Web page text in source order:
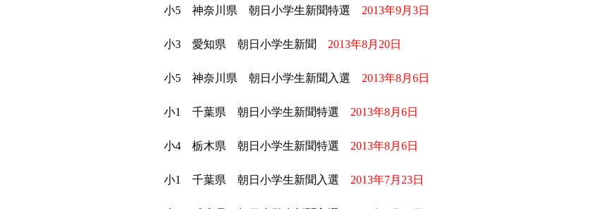
小5 神奈川県 朝日小学生新聞特選 2013年9月3日
小3 愛知県 朝日小学生新聞 2013年8月20日
小5 神奈川県 朝日小学生新聞入選 2013年8月6日
小1 千葉県 朝日小学生新聞特選 2013年8月6日
小4 栃木県 朝日小学生新聞特選 2013年8月6日
小1 千葉県 朝日小学生新聞入選 2013年7月23日